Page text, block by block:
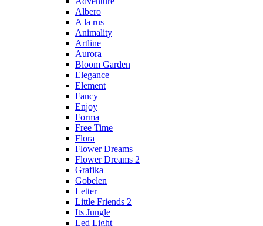
Albero
A la rus
Animality
Artline
Aurora
Bloom Garden
Elegance
Element
Fancy
Enjoy
Forma
Free Time
Flora
Flower Dreams
Flower Dreams 2
Grafika
Gobelen
Letter
Little Friends 2
Its Jungle
Led Light